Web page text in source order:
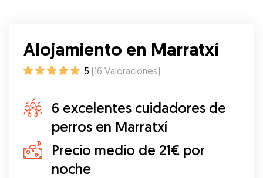
Alojamiento en Marratxí
5 (16 Valoraciones)
6 excelentes cuidadores de
perros en Marratxí
Precio medio de 21€ por
noche